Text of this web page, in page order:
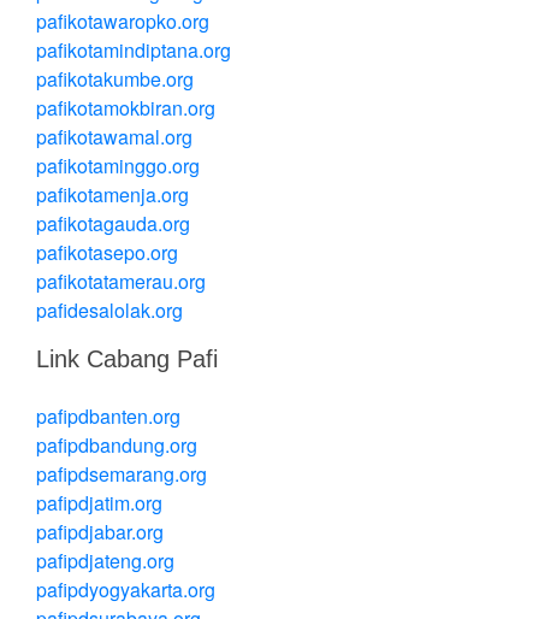
pafikotawaropko.org
pafikotamindiptana.org
pafikotakumbe.org
pafikotamokbiran.org
pafikotawamal.org
pafikotaminggo.org
pafikotamenja.org
pafikotagauda.org
pafikotasepo.org
pafikotatamerau.org
pafidesalolak.org
Link Cabang Pafi
pafipdbanten.org
pafipdbandung.org
pafipdsemarang.org
pafipdjatim.org
pafipdjabar.org
pafipdjateng.org
pafipdyogyakarta.org